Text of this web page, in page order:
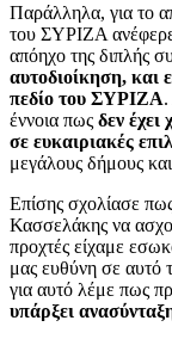
Παράλληλα, για το
του ΣΥΡΙΖΑ
απόηχο της διπλής
αυτοδιοίκηση, και
πεδίο του ΣΥΡΙΖΑ
έννοια πως δεν έχει
σε ευκαιριακές
μεγάλους δήμους και
Επίσης σχολίασε
Κασσελάκης να
προχτές είχαμε
μας ευθύνη σε αυτό
για αυτό λέμε πως
υπάρξει